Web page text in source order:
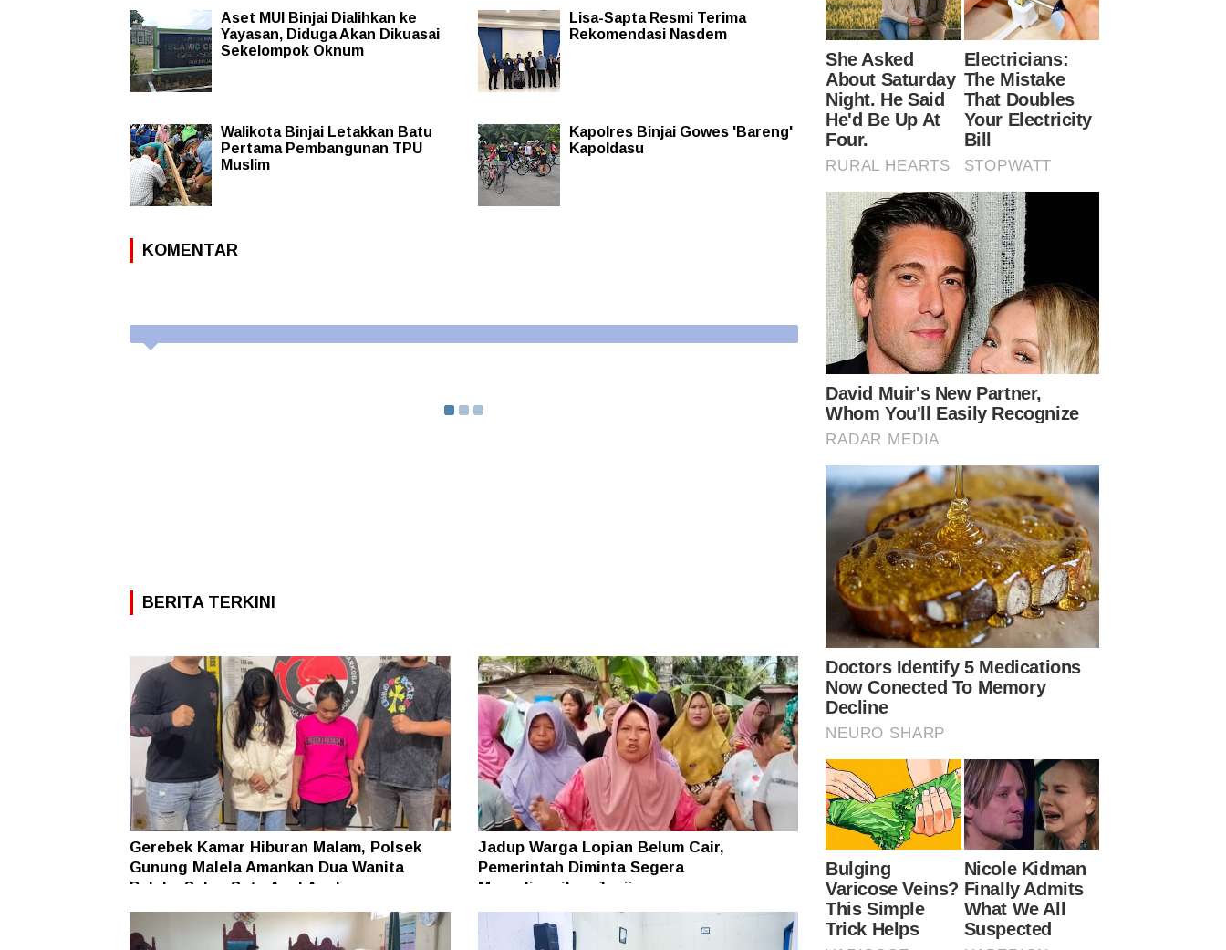
Aset MUI Binjai Dialihkan ke
Yayasan, Diduga Akan Dikuasai
Sekelompok Oknum
Lisa-Sapta Resmi Terima
Rekomendasi Nasdem
Walikota Binjai Letakkan Batu
Pertama Pembangunan TPU
Muslim
Kapolres Binjai Gowes 'Bareng'
Kapoldasu
KOMENTAR
BERITA TERKINI
Gerebek Kamar Hiburan Malam, Polsek
Gunung Malela Amankan Dua Wanita
Pelaku Sabu, Satu Asal Aceh
Jadup Warga Lopian Belum Cair,
Pemerintah Diminta Segera
Merealisasikan Janji